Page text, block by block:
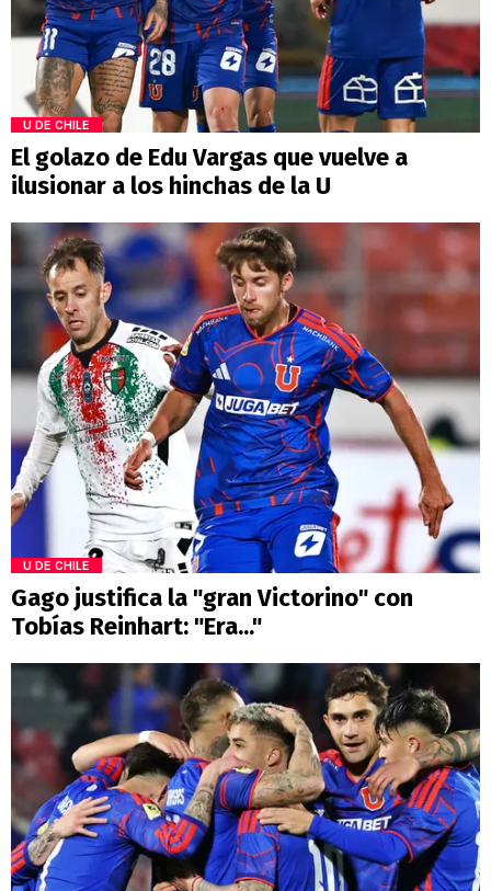
U DE CHILE
El golazo de Edu Vargas que vuelve a
ilusionar a los hinchas de la U
U DE CHILE
Gago justifica la "gran Victorino" con
Tobías Reinhart: "Era..."